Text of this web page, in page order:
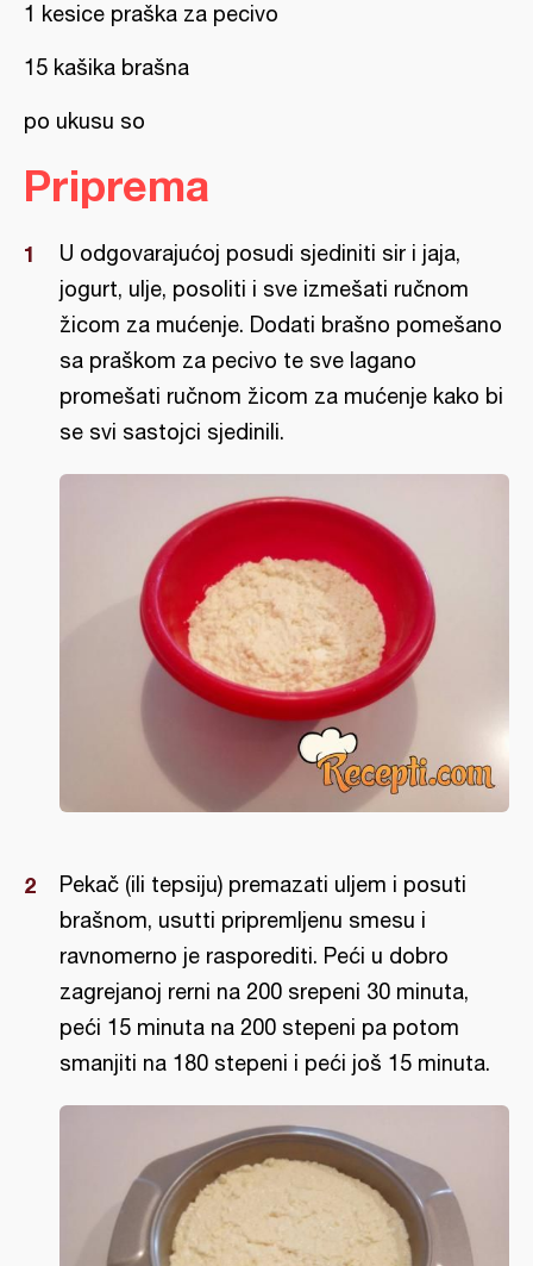
1 kesice praška za pecivo
15 kašika brašna
po ukusu so
Priprema
U odgovarajućoj posudi sjediniti sir i jaja,
jogurt, ulje, posoliti i sve izmešati ručnom
žicom za mućenje. Dodati brašno pomešano
sa praškom za pecivo te sve lagano
promešati ručnom žicom za mućenje kako bi
se svi sastojci sjedinili.
Pekač (ili tepsiju) premazati uljem i posuti
brašnom, usutti pripremljenu smesu i
ravnomerno je rasporediti. Peći u dobro
zagrejanoj rerni na 200 srepeni 30 minuta,
peći 15 minuta na 200 stepeni pa potom
smanjiti na 180 stepeni i peći još 15 minuta.